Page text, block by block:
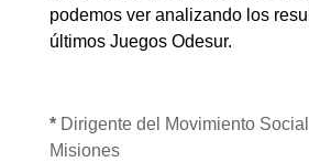
podemos ver analizando los
últimos Juegos Odesur.
* Dirigente del Movimiento
Misiones